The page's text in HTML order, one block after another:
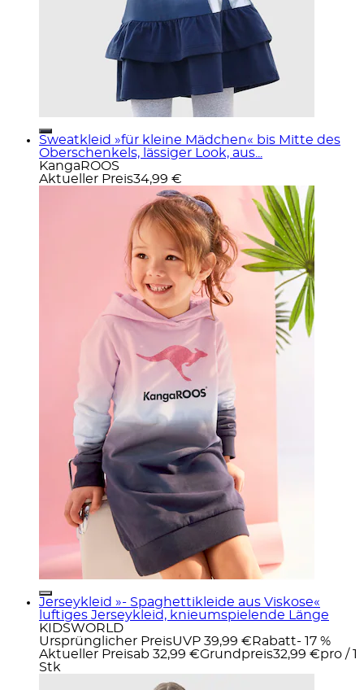
Sweatkleid »für kleine Mädchen« bis Mitte des
Oberschenkels, lässiger Look, aus...
KangaROOS
Aktueller Preis34,99 €
Jerseykleid »- Spaghettikleide aus Viskose«
luftiges Jerseykleid, knieumspielende Länge
KIDSWORLD
Ursprünglicher PreisUVP 39,99 € Rabatt- 17 %
Aktueller Preisab 32,99 €Grundpreis32,99 €pro / 1
Stk